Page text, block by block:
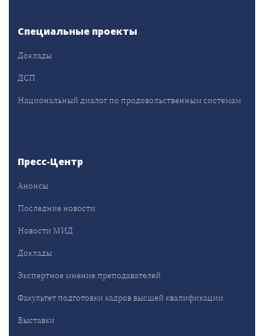
Специальные проекты
Доклады
ДСП
Национальный диалог по продовольственным системам
Пресс-Центр
Анонсы
Последние новости
Новости МИД
Доклады
Экспертное мнение преподавателей
Факультет подготовки кадров высшей квалификации
Выставки